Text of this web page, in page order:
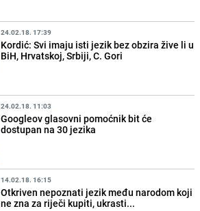
24.02.18. 17:39
Kordić: Svi imaju isti jezik bez obzira žive li u
BiH, Hrvatskoj, Srbiji, C. Gori
24.02.18. 11:03
Googleov glasovni pomoćnik bit će
dostupan na 30 jezika
14.02.18. 16:15
Otkriven nepoznati jezik među narodom koji
ne zna za riječi kupiti, ukrasti...